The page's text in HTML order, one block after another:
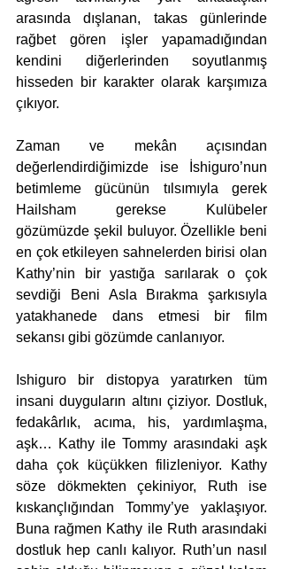
arasında dışlanan, takas günlerinde
rağbet gören işler yapamadığından
kendini diğerlerinden soyutlanmış
hisseden bir karakter olarak karşımıza
çıkıyor.
Zaman ve mekân açısından
değerlendirdiğimizde ise İshiguro’nun
betimleme gücünün tılsımıyla gerek
Hailsham gerekse Kulübeler
gözümüzde şekil buluyor. Özellikle beni
en çok etkileyen sahnelerden birisi olan
Kathy’nin bir yastığa sarılarak o çok
sevdiği Beni Asla Bırakma şarkısıyla
yatakhanede dans etmesi bir film
sekansı gibi gözümde canlanıyor.
Ishiguro bir distopya yaratırken tüm
insani duyguların altını çiziyor. Dostluk,
fedakârlık, acıma, his, yardımlaşma,
aşk… Kathy ile Tommy arasındaki aşk
daha çok küçükken filizleniyor. Kathy
söze dökmekten çekiniyor, Ruth ise
kıskançlığından Tommy’ye yaklaşıyor.
Buna rağmen Kathy ile Ruth arasındaki
dostluk hep canlı kalıyor. Ruth’un nasıl